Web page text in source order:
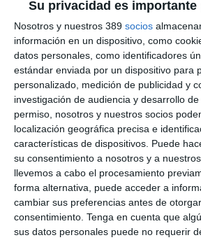
Su privacidad es
Nosotros y nuestros 389 socios
información en un dispositivo, como
datos personales, como identificadores
estándar enviada por un dispositivo para
personalizado, medición de publicidad y
investigación de audiencia y desarrollo de
permiso, nosotros y nuestros socios
localización geográfica precisa e
características de dispositivos. Puede
su consentimiento a nosotros y a
llevemos a cabo el procesamiento
forma alternativa, puede acceder a
cambiar sus preferencias antes de
consentimiento. Tenga en cuenta que
sus datos personales puede no requerir
Apoyado en IA generativa, permite a los
compañía, que gestionan más del 50%
disponer de una herramienta que revisa
personalizada las pólizas de Hogar
coberturas y agilizando los trámites.
"Cuando los clientes tienen una duda o
una respuesta de su agente precisa,
buscamos con la puesta en marcha de
Javier Caballero , director de Agentes de
Si quiere recibir diariamente y
esta, pinche aquí.
LO ÚLTIMO